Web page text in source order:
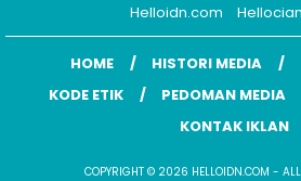
Helloidn.com
HOME HISTORI MEDIA
KODE ETIK
PEDOMAN MEDIA
KONTAK IKLAN
COPYRIGHT © 2026 HELLOIDN.COM - ALL